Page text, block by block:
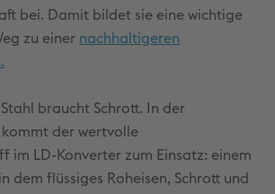
bei. Damit bildet sie eine wichtige
zu einer nachhaltigeren
braucht Schrott. In der
der wertvolle
im LD-Konverter zum Einsatz: einem
dem flüssiges Roheisen, Schrott und